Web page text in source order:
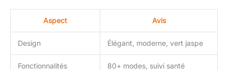
notifications
d'applications
directement depuis votre
poignet. Téléchargez de
meilleurs services de
Aspect Avis
Design Élégant, moderne, vert jaspe
Fonctionnalités
80+ modes, suivi santé